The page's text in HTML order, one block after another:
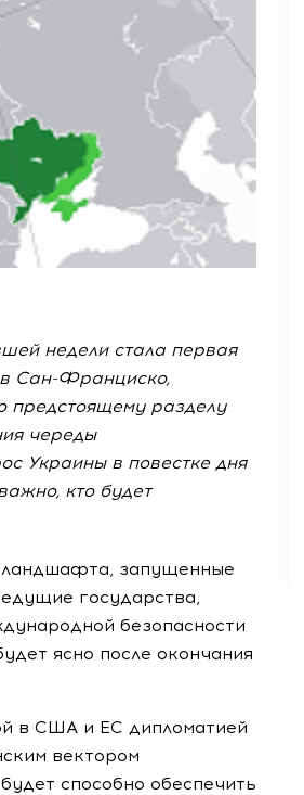
недели стала первая
в Сан-Франциско,
предстоящему разделу
череды
Украины в повестке дня
кто будет
ландшафта, запущенные
государства,
безопасности
ясно после окончания
в США и ЕС дипломатией
вектором
способно обеспечить